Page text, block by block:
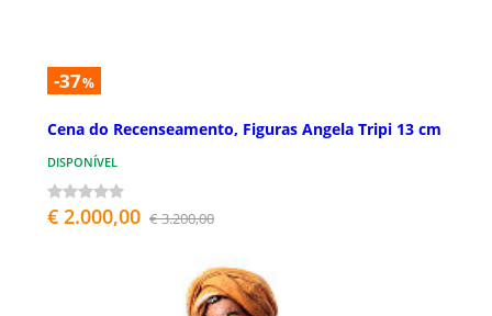
-37%
Cena do Recenseamento, Figuras Angela Tripi 13 cm
DISPONÍVEL
€ 2.000,00 € 3.200,00